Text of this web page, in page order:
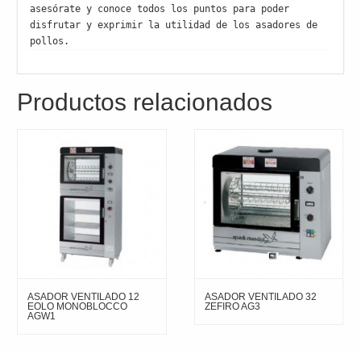
asesórate y conoce todos los puntos para poder
disfrutar y exprimir la utilidad de los asadores de
pollos.
Productos relacionados
ASADOR VENTILADO 12
EOLO MONOBLOCCO
AGW1
ASADOR VENTILADO 32
ZEFIRO AG3